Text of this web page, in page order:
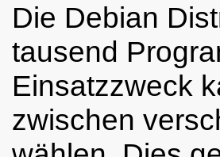
Die Debian
tausend
Einsatzzweck
zwischen